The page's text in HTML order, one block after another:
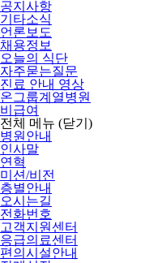
공지사항
기타소식
언론보도
채용정보
오늘의 식단
자주묻는질문
진료 안내 영상
온그룹계열병원
비급여
전체 메뉴 (닫기)
병원안내
인사말
연혁
미션/비전
층별안내
오시는길
전화번호
고객지원센터
응급의료센터
편의시설안내